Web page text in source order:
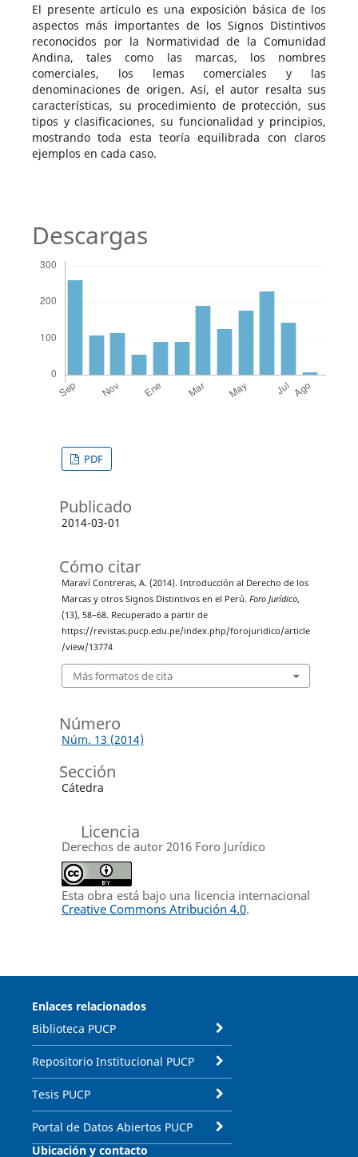
El presente artículo es una exposición básica de los
aspectos más importantes de los Signos Distintivos
reconocidos por la Normatividad de la Comunidad
Andina, tales como las marcas, los nombres
comerciales, los lemas comerciales y las
denominaciones de origen. Así, el autor resalta sus
características, su procedimiento de protección, sus
tipos y clasificaciones, su funcionalidad y principios,
mostrando toda esta teoría equilibrada con claros
ejemplos en cada caso.
Descargas
PDF
Publicado
2014-03-01
Cómo citar
Maraví Contreras, A. (2014). Introducción al Derecho de los
Marcas y otros Signos Distintivos en el Perú. Foro Jurídico,
(13), 58–68. Recuperado a partir de
https://revistas.pucp.edu.pe/index.php/forojuridico/article
/view/13774
Más formatos de cita
Número
Núm. 13 (2014)
Sección
Cátedra
Licencia
Derechos de autor 2016 Foro Jurídico
Esta obra está bajo una licencia internacional
Creative Commons Atribución 4.0.
Enlaces relacionados
Biblioteca PUCP
Repositorio Institucional PUCP
Tesis PUCP
Portal de Datos Abiertos PUCP
Ubicación y contacto